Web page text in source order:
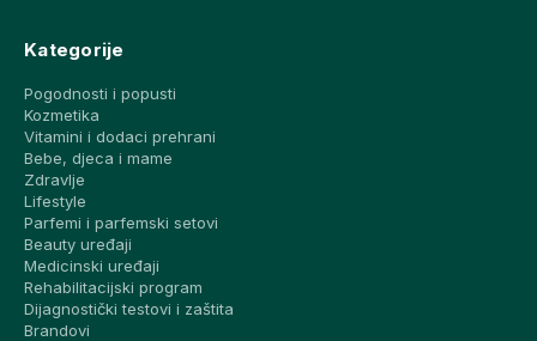
Kategorije
Pogodnosti i popusti
Kozmetika
Vitamini i dodaci prehrani
Bebe, djeca i mame
Zdravlje
Lifestyle
Parfemi i parfemski setovi
Beauty uređaji
Medicinski uređaji
Rehabilitacijski program
Dijagnostički testovi i zaštita
Brandovi